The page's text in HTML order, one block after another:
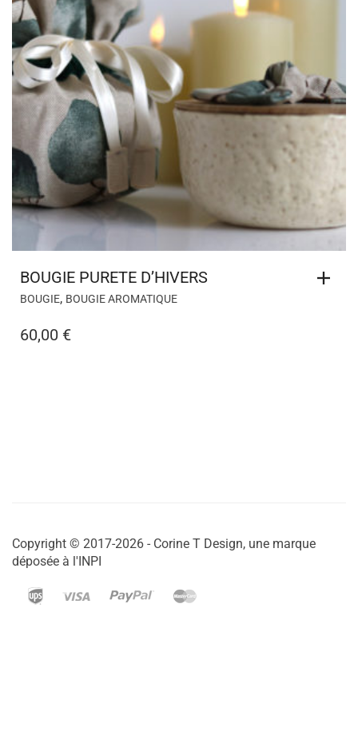
BOUGIE PURETE D’HIVERS
BOUGIE, BOUGIE AROMATIQUE
60,00 €
Copyright © 2017-2026 - Corine T Design, une marque
déposée à l'INPI